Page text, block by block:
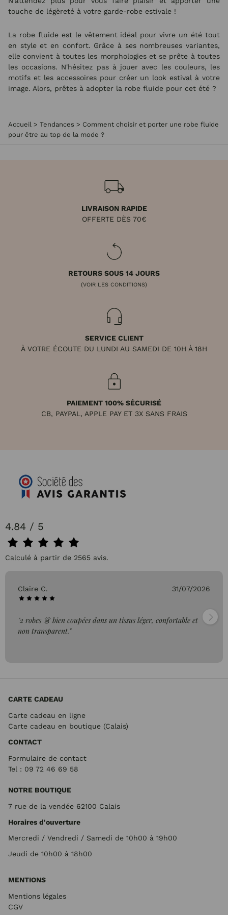
touche de légèreté à votre garde-robe estivale !
La robe fluide est le vêtement idéal pour vivre un été tout
en style et en confort. Grâce à ses nombreuses variantes,
elle convient à toutes les morphologies et se prête à toutes
les occasions. N'hésitez pas à jouer avec les couleurs, les
motifs et les accessoires pour créer un look estival à votre
image. Alors, prêtes à adopter la robe fluide pour cet été ?
Accueil > Tendances > Comment choisir et porter une robe fluide
pour être au top de la mode ?
LIVRAISON RAPIDE
OFFERTE DÈS 70€
RETOURS SOUS 14 JOURS
(VOIR LES CONDITIONS)
SERVICE CLIENT
À VOTRE ÉCOUTE DU LUNDI AU SAMEDI DE 10H À 18H
PAIEMENT 100% SÉCURISÉ
CB, PAYPAL, APPLE PAY ET 3X SANS FRAIS
4.84 / 5
Calculé à partir de 2565 avis.
31/07/2026
confortable et "très bien"
CARTE CADEAU
Carte cadeau en ligne
Carte cadeau en boutique (Calais)
CONTACT
Formulaire de contact
Tel : 09 72 46 69 58
NOTRE BOUTIQUE
7 rue de la vendée 62100 Calais
Horaires d'ouverture
Mercredi / Vendredi / Samedi de 10h00 à 19h00
Jeudi de 10h00 à 18h00
MENTIONS
Mentions légales
CGV